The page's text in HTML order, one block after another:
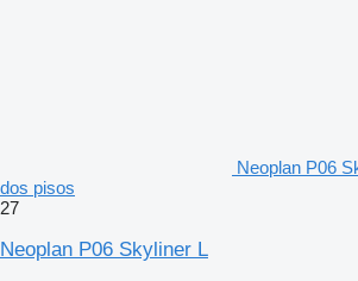
Neoplan P06
dos pisos
27
Neoplan P06 Skyliner L